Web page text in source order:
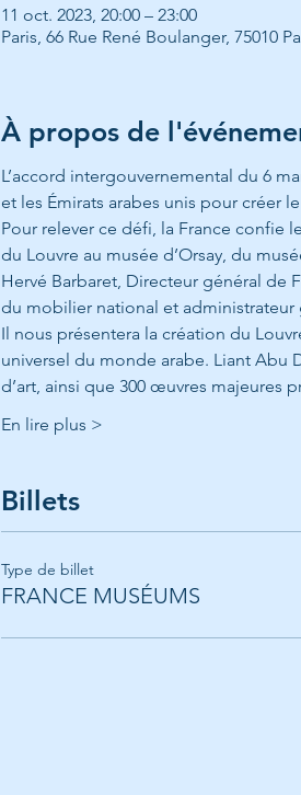
11 oct. 2023, 20:00 – 23:00
Paris, 66 Rue René Boulanger, 75010
À propos de
L’accord intergouvernemental du 6
et les Émirats arabes unis pour créer
Pour relever ce défi, la France confie
du Louvre au musée d’Orsay, du
Hervé Barbaret, Directeur général de
du mobilier national et administrateur
Il nous présentera la création du
universel du monde arabe. Liant Abu
d’art, ainsi que 300 œuvres majeures
En lire plus >
Billets
Type de billet
FRANCE MUSÉUMS